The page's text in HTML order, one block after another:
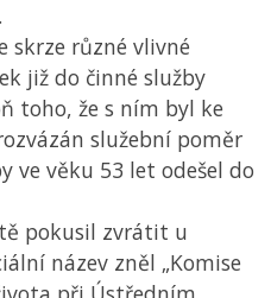
skrze různé vlivné
již do činné služby
toho, že s ním byl ke
služební poměr
ve věku 53 let odešel do
pokusil zvrátit u
název zněl „Komise